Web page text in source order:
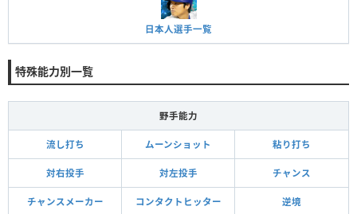
日本人選手一覧
特殊能力別一覧
野手能力
流し打ち ムーンショット 粘り打ち
対右投手 対左投手 チャンス
チャンスメーカー コンタクトヒッター 逆境